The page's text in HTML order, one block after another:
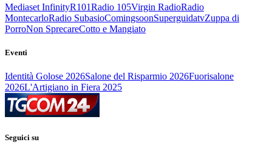
Mediaset InfinityR101Radio 105Virgin RadioRadio
MontecarloRadio SubasioComingsoonSuperguidatvZuppa di
PorroNon SprecareCotto e Mangiato
Eventi
Identità Golose 2026Salone del Risparmio 2026Fuorisalone
2026L'Artigiano in Fiera 2025
Seguici su